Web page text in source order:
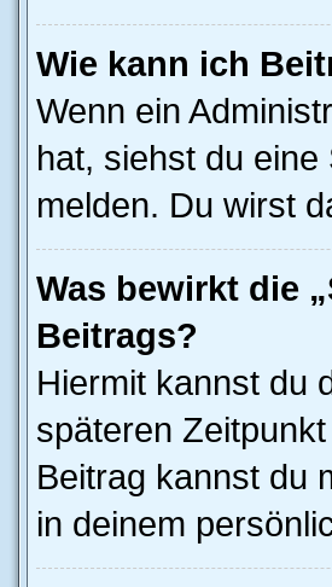
Wie kann ich
Wenn ein
hat, siehst du
melden. Du wirst
Was bewirkt die
Beitrags?
Hiermit kannst du
späteren
Beitrag kannst du
in deinem